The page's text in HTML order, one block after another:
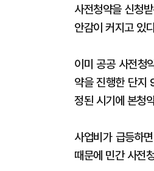
사전청약을 신청
안감이 커지고 있
이미 공공 사전청
약을 진행한 단
정된 시기에 본청
사업비가 급등하
때문에 민간 사전